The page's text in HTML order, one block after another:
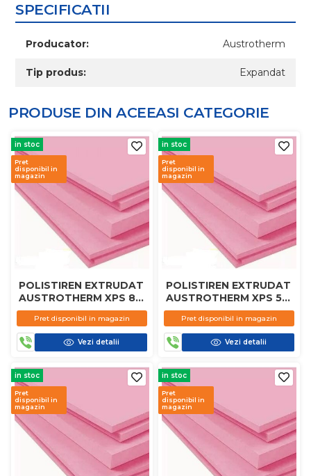
SPECIFICATII
Producator: Austrotherm
Tip produs: Expandat
PRODUSE DIN ACEEASI CATEGORIE
in stoc
Pret
disponibil in
magazin
POLISTIREN EXTRUDAT
AUSTROTHERM XPS 80
MM
Pret disponibil in magazin
Vezi detalii
in stoc
Pret
disponibil in
magazin
POLISTIREN EXTRUDAT
AUSTROTHERM XPS 50
MM
Pret disponibil in magazin
Vezi detalii
in stoc
Pret
disponibil in
magazin
in stoc
Pret
disponibil in
magazin